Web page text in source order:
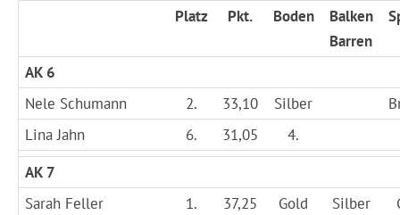
Platz Pkt. Boden
Balken
Barren
AK 6
Nele Schumann
2. 33,10 Silber
Lina Jahn
6. 31,05
4.
AK 7
Sarah Feller
1. 37,25 Gold Silber